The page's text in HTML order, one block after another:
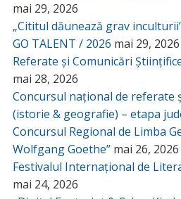
mai 29, 2026
„Cititul dăunează grav
GO TALENT / 2026 mai 29, 2026
Referate și Comunicări
mai 28, 2026
Concursul național de referate
(istorie & geografie) – etapa
Concursul Regional de Limba
Wolfgang Goethe” mai 26, 2026
Festivalul Internațional de
mai 24, 2026